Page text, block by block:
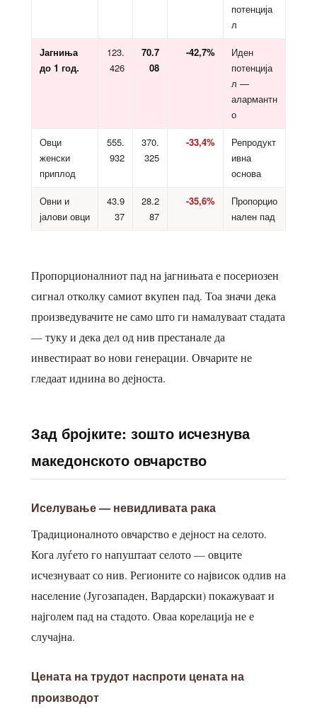
потенција
л
Јагниња
до 1 год.
123.
426
70.7
08
-42,7%
Иден
потенција
л —
алармантн
о
Овци
женски
приплод
555.
932
370.
325
-33,4%
Репродукт
ивна
основа
Овни и
јалови овци
43.9
37
28.2
87
-35,6%
Пропорцио
нален пад
Пропорционалниот пад на јагнињата е посериозен
сигнал отколку самиот вкупен пад. Тоа значи дека
произведувачите не само што ги намалуваат стадата
— туку и дека дел од нив престанале да
инвестираат во нови генерации. Овчарите не
гледаат иднина во дејноста.
Зад бројките: зошто исчезнува
македонското овчарство
Иселување — невидливата рака
Традиционалното овчарство е дејност на селото.
Кога луѓето го напуштаат селото — овците
исчезнуваат со нив. Регионите со највисок одлив на
население (Југозападен, Вардарски) покажуваат и
најголем пад на стадото. Оваа корелација не е
случајна.
Цената на трудот наспроти цената на
производот